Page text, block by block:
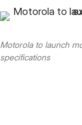
Motorola to launch
specifications